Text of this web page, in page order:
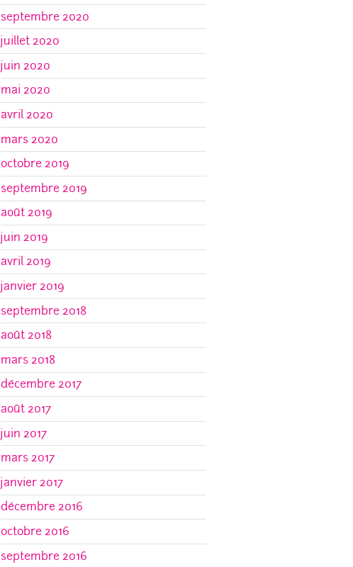
septembre 2020
juillet 2020
juin 2020
mai 2020
avril 2020
mars 2020
octobre 2019
septembre 2019
août 2019
juin 2019
avril 2019
janvier 2019
septembre 2018
août 2018
mars 2018
décembre 2017
août 2017
juin 2017
mars 2017
janvier 2017
décembre 2016
octobre 2016
septembre 2016